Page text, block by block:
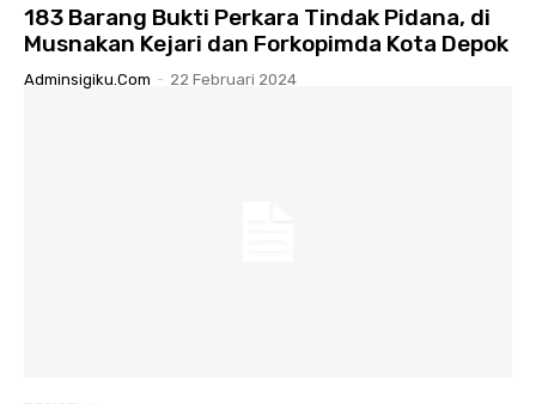
183 Barang Bukti Perkara Tindak Pidana, di
Musnakan Kejari dan Forkopimda Kota Depok
Adminsigiku.com - 22 Februari 2024